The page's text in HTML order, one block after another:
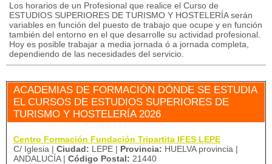
Los horarios de un Profesional que realice el Curso de
ESTUDIOS SUPERIORES DE TURISMO Y HOSTELERÍA serán
variables en función del puesto de trabajo que ocupe y en función
también del entorno en el que desarrolle su actividad profesional.
Hoy es posible trabajar a media jornada ó a jornada completa,
dependiendo de las necesidades del servicio.
ACADEMIAS DE FORMACIÓN DÓNDE SE ESTUDIA
EL CURSOS DE ESTUDIOS SUPERIORES DE
TURISMO Y HOSTELERÍA 2026
Centro Formación Fundación Tripartita IFES LEPE
C/ Iglesia | Ciudad: LEPE | Provincia: HUELVA provincia |
ANDALUCÍA | Código Postal: 21440